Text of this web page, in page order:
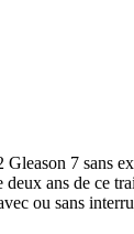
7 sans
ans de ce
ou sans